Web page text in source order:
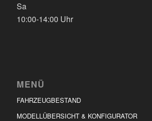
Sa
10:00-14:00 Uhr
MENÜ
FAHRZEUGBESTAND
MODELLÜBERSICHT & KONFIGURATOR